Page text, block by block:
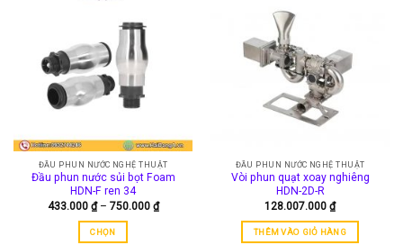
thể.
Các
tùy
chọn
có
chọn
trên
trang
sản
phẩm
ĐẦU PHUN NƯỚC NGHỆ THUẬT
Đầu phun nước sủi bọt Foam
HDN-F ren 34
433.000 ₫ – 750.000 ₫Khoảng
CHỌN
ĐẦU PHUN NƯỚC NGHỆ THUẬT
Vòi phun quạt xoay nghiêng
HDN-2D-R
128.007.000 ₫
THÊM VÀO GIỎ HÀNG